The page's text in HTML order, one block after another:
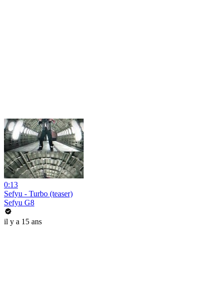
0:13
Sefyu - Turbo (teaser)
Sefyu G8
il y a 15 ans